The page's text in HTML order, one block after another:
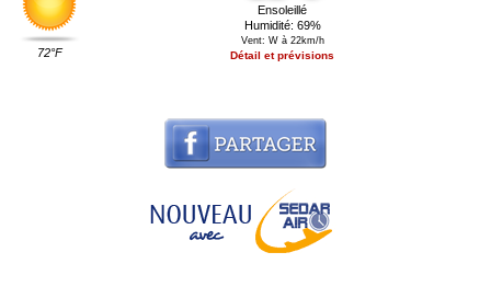
72°F
Ensoleillé
Humidité: 69%
Vent: W à 22km/h
Détail et prévisions